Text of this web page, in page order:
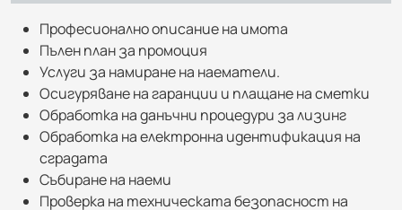
Професионално описание на имота
Пълен план за промоция
Услуги за намиране на наематели.
Осигуряване на гаранции и плащане на сметки
Обработка на данъчни процедури за лизинг
Обработка на електронна идентификация на
сградата
Събиране на наеми
Проверка на техническата безопасност на